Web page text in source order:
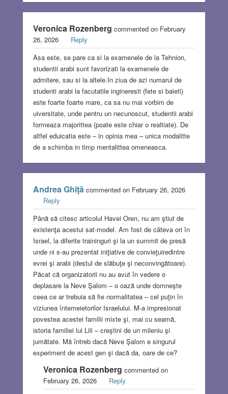
Veronica Rozenberg commented on February
26, 2026
Reply
Asa este, se pare ca si la examenele de la Tehnion,
studentii arabi sunt favorizati la examenele de
admitere, sau si la altele.In ziua de azi numarul de
studenti arabi la facutatile ingineresti (fete si baieti)
este foarte foarte mare, ca sa nu mai vorbim de
uiversitate, unde pentru un necunoscut, studentii arabi
formeaza majorittea (poate este chiar o realtiate). De
altfel eduicatia este – in opinia mea – unica modalitte
de a schimba in timp mentalittea omeneasca.
Andrea Ghiţă commented on February 26, 2026
Reply
Până să citesc articolul Havei Oren, nu am ştiut de
existenţa acestui sat-model. Am fost de câteva ori în
Israel, la diferite traininguri şi la un summit de presă
unde ni s-au prezentat iniţiative de convieţuiredintre
evrei şi arabi (destul de slăbuţe şi neconvingătoare).
Păcat că organizatorii nu au avut în vedere o
deplasare la Neve Şalom – o oază unde domneşte
ceea ce ar trebuia să fie normalitatea – cel puţin în
viziunea întemeietorilor Israelului. M-a impresionat
povestea acestei familii mixte şi, mai cu seamă,
istoria familiei lui Lili – creştini de un mileniu şi
jumătate. Mă întreb dacă Neve Şalom e singurul
experiment de acest gen şi dacă da, oare de ce?
Veronica Rozenberg commented on
February 26, 2026
Reply